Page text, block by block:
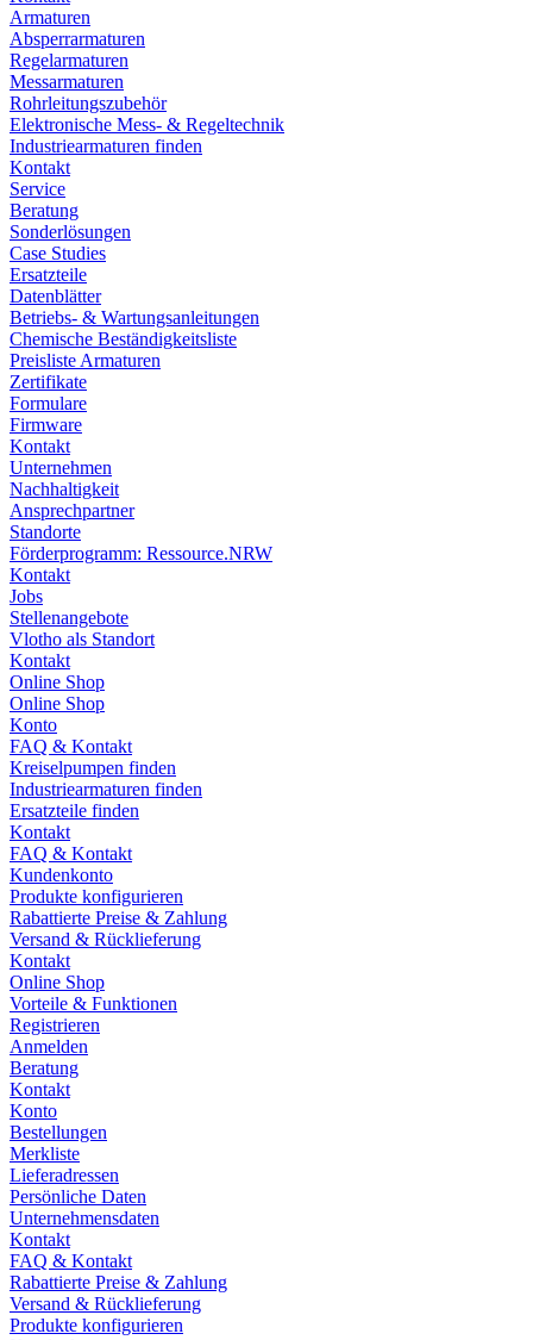
Armaturen
Absperrarmaturen
Regelarmaturen
Messarmaturen
Rohrleitungszubehör
Elektronische Mess- & Regeltechnik
Industriearmaturen finden
Kontakt
Service
Beratung
Sonderlösungen
Case Studies
Ersatzteile
Datenblätter
Betriebs- & Wartungsanleitungen
Chemische Beständigkeitsliste
Preisliste Armaturen
Zertifikate
Formulare
Firmware
Kontakt
Unternehmen
Nachhaltigkeit
Ansprechpartner
Standorte
Förderprogramm: Ressource.NRW
Kontakt
Jobs
Stellenangebote
Vlotho als Standort
Kontakt
Online Shop
Online Shop
Konto
FAQ & Kontakt
Kreiselpumpen finden
Industriearmaturen finden
Ersatzteile finden
Kontakt
FAQ & Kontakt
Kundenkonto
Produkte konfigurieren
Rabattierte Preise & Zahlung
Versand & Rücklieferung
Kontakt
Online Shop
Vorteile & Funktionen
Registrieren
Anmelden
Beratung
Kontakt
Konto
Bestellungen
Merkliste
Lieferadressen
Persönliche Daten
Unternehmensdaten
Kontakt
FAQ & Kontakt
Rabattierte Preise & Zahlung
Versand & Rücklieferung
Produkte konfigurieren